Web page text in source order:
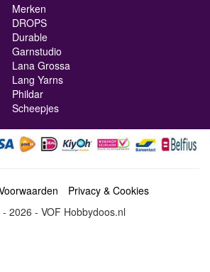
Merken
DROPS
Durable
Garnstudio
Lana Grossa
Lang Yarns
Phildar
Scheepjes
Privacy & Cookies
2026 - VOF Hobbydoos.nl